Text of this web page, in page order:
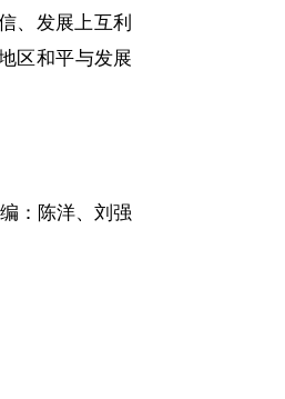
、发展上互利
区和平与发展
：陈洋、刘强